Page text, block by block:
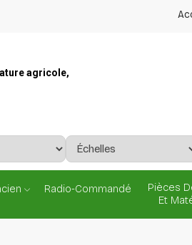
agricole,
Radio-Commandé
Pièces
Et